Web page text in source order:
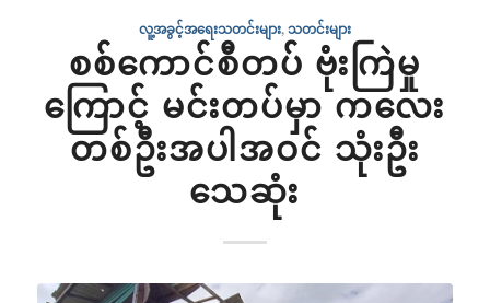
လူ့အခွင့်အရေးသတင်းများ,သတင်းများ
စစ်ကောင်စီတပ် ဗုံးကြဲမှု
ကြောင့် မင်းတပ်မှာ ကလေး
တစ်ဦးအပါအဝင် သုံးဦး
သေဆုံး